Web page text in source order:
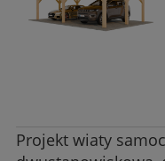
Projekt wiaty